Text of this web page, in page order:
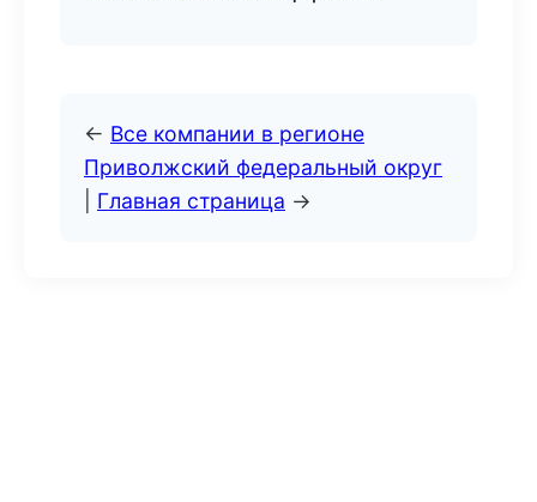
← Все компании в регионе
Приволжский федеральный округ
Главная страница →